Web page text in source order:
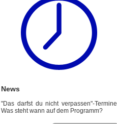
News
"Das darfst du nicht verpassen"-Termine.
Was steht wann auf dem Programm?